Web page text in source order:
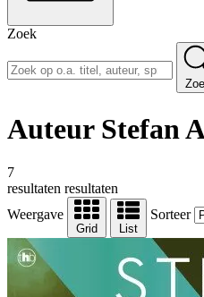
Zoek
Auteur Stefan
7
resultaten resultaten
Weergave
Grid List
Sorteer